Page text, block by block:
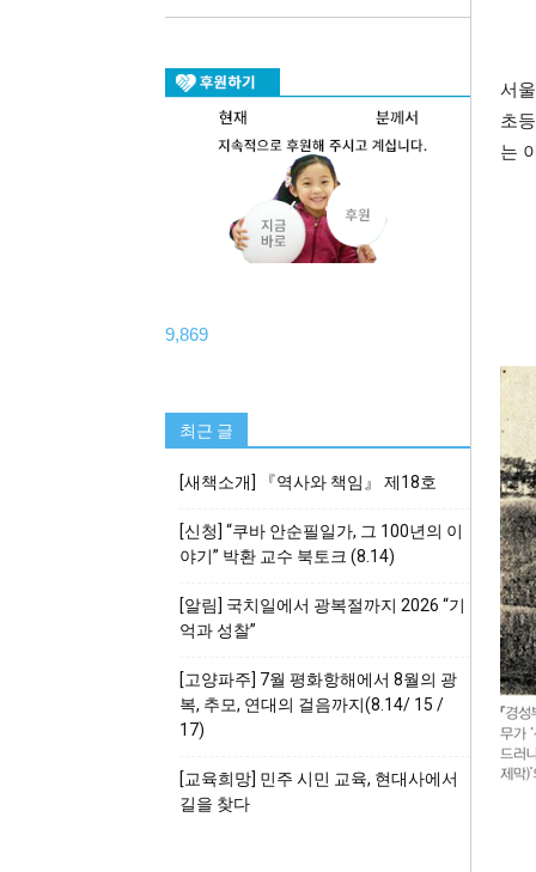
서
초
는
9,869
최근 글
[새책소개] 『역사와 책임』 제18호
[신청] “쿠바 안순필일가, 그 100년의 이
야기” 박환 교수 북토크 (8.14)
[알림] 국치일에서 광복절까지 2026 “기
억과 성찰”
[고양파주] 7월 평화항해에서 8월의 광
복, 추모, 연대의 걸음까지(8.14/ 15 /
17)
[교육희망] 민주 시민 교육, 현대사에서
길을 찾다